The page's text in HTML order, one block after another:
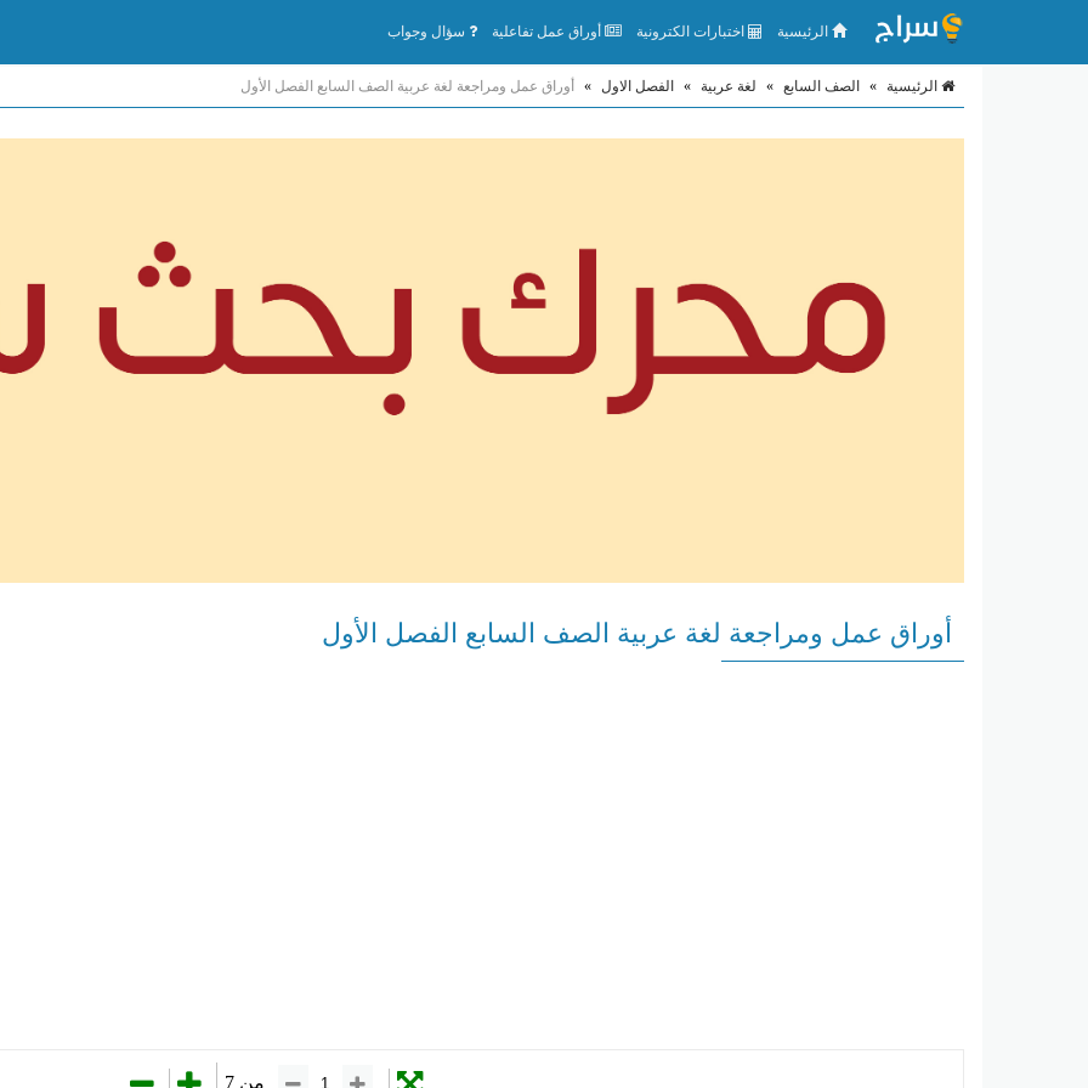
الرئيسية اختبارات الكترونية أوراق عمل تفاعلية سؤال وجواب
الرئيسية » الصف السابع » لغة عربية » الفصل الاول » أوراق عمل ومراجعة لغة عربية الصف السابع الفصل الأول
أوراق عمل ومراجعة لغة عربية الصف السابع الفصل الأول